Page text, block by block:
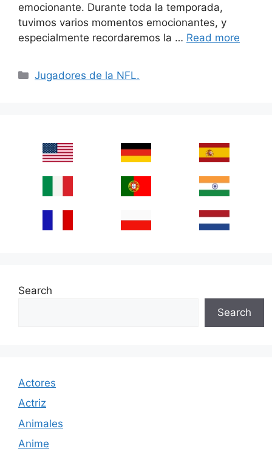
emocionante. Durante toda la temporada,
tuvimos varios momentos emocionantes, y
especialmente recordaremos la … Read more
Categories
Jugadores de la NFL.
Search
Search
Actores
Actriz
Animales
Anime